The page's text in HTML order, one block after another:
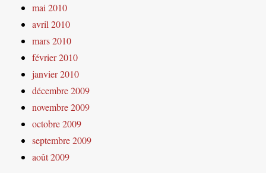
mai 2010
avril 2010
mars 2010
février 2010
janvier 2010
décembre 2009
novembre 2009
octobre 2009
septembre 2009
août 2009